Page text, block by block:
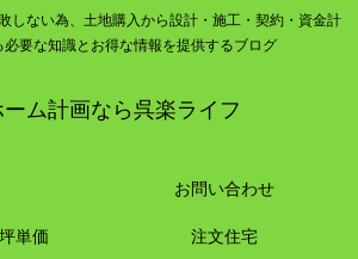
しない為、土地購入から設計・施工・契約・資金計
必要な知識とお得な情報を提供するブログ
ーム計画なら呉楽ライフ
お問い合わせ
単価 注文住宅